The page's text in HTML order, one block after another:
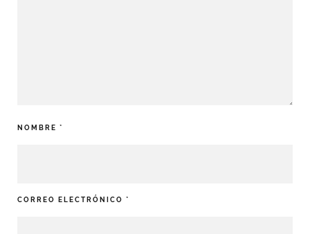
NOMBRE *
CORREO ELECTRÓNICO *